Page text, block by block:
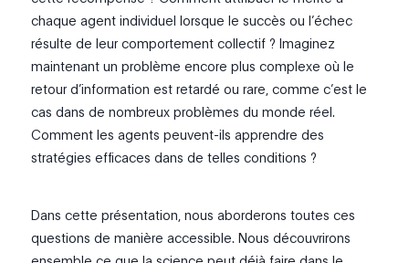
chaque agent individuel lorsque le succès ou l’échec
résulte de leur comportement collectif ? Imaginez
maintenant un problème encore plus complexe où le
retour d’information est retardé ou rare, comme c’est le
cas dans de nombreux problèmes du monde réel.
Comment les agents peuvent-ils apprendre des
stratégies efficaces dans de telles conditions ?
Dans cette présentation, nous aborderons toutes ces
questions de manière accessible. Nous découvrirons